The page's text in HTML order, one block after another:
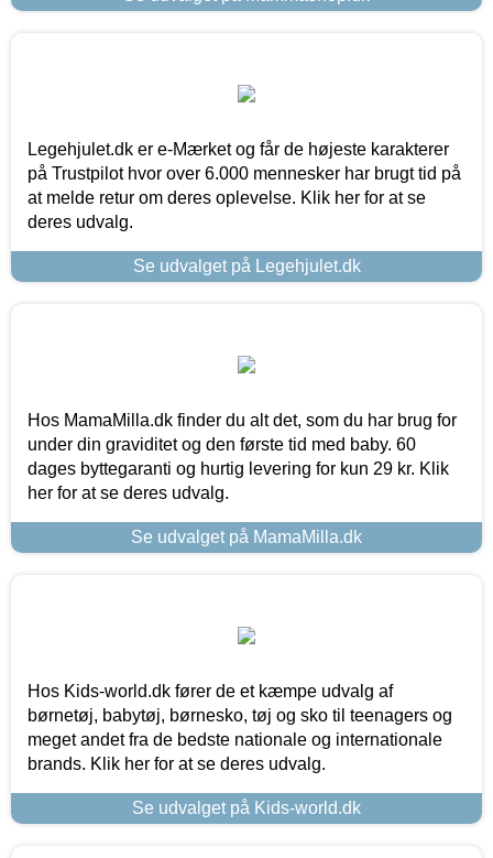
Legehjulet.dk er e-Mærket og får de højeste karakterer
på Trustpilot hvor over 6.000 mennesker har brugt tid på
at melde retur om deres oplevelse. Klik her for at se
deres udvalg.
Se udvalget på Legehjulet.dk
Hos MamaMilla.dk finder du alt det, som du har brug for
under din graviditet og den første tid med baby. 60
dages byttegaranti og hurtig levering for kun 29 kr. Klik
her for at se deres udvalg.
Se udvalget på MamaMilla.dk
Hos Kids-world.dk fører de et kæmpe udvalg af
børnetøj, babytøj, børnesko, tøj og sko til teenagers og
meget andet fra de bedste nationale og internationale
brands. Klik her for at se deres udvalg.
Se udvalget på Kids-world.dk